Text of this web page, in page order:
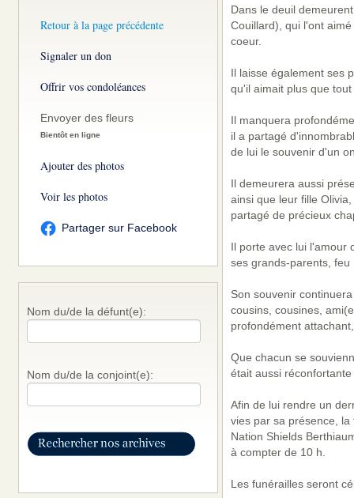
Retour à la page précédente
Signaler un don
Offrir vos condoléances
Envoyer des fleurs
Bientôt en ligne
Ajouter des photos
Voir les photos
Partager sur Facebook
Nom du/de la défunt(e):
Nom du/de la conjoint(e):
Dans le deuil
Couillard), qui l'ont
coeur.
Il laisse également ses
qu'il aimait plus que
Il manquera
il a partagé
de lui le souvenir d'un
Il demeurera aussi
ainsi que leur fille
partagé de précieux
Il porte avec lui l'amour
ses grands-parents,
Son souvenir
cousins, cousines,
profondément
Que chacun se
était aussi
Afin de lui rendre un
vies par sa présence,
Nation Shields
à compter de 10 h.
Les funérailles seront